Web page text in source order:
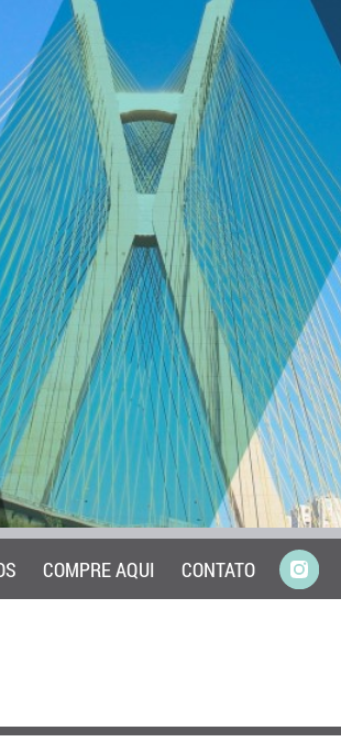
COMPRE AQUI CONTATO